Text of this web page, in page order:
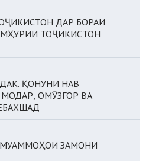
ДАР БОРАИ
ТОҶИКИСТОН
ҚОНУНИ НАВ
ОМӮЗГОР ВА
ЗАМОНИ